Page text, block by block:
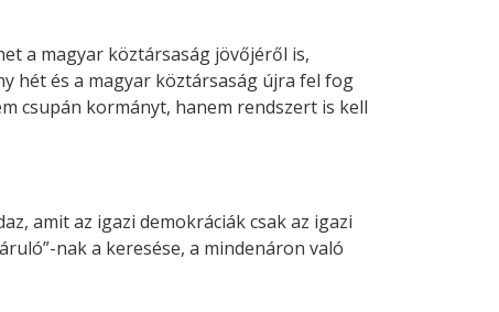
a magyar köztársaság jövőjéről is,
hét és a magyar köztársaság újra fel fog
csupán kormányt, hanem rendszert is kell
amit az igazi demokráciák csak az igazi
nak a keresése, a mindenáron való